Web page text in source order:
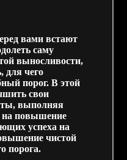
вами встают
саму
выносливости,
для чего
порог. В этой
свои
выполняя
на повышение
успеха на
чистой
порога.